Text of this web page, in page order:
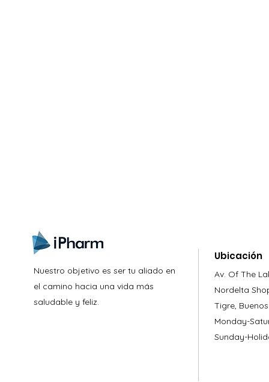
Nuestro objetivo es ser tu aliado en
el camino hacia una vida más
saludable y feliz.
Ubicación
Av. Of The
Nordelta
Tigre,
Monday-
Sunday-